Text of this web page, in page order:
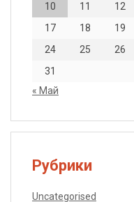
10
11 12
17
18 19
24
25 26
31
« Май
Рубрики
Uncategorised